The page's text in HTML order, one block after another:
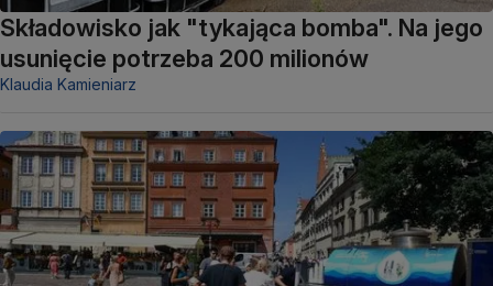
Składowisko jak "tykająca bomba". Na jego
usunięcie potrzeba 200 milionów
Klaudia Kamieniarz